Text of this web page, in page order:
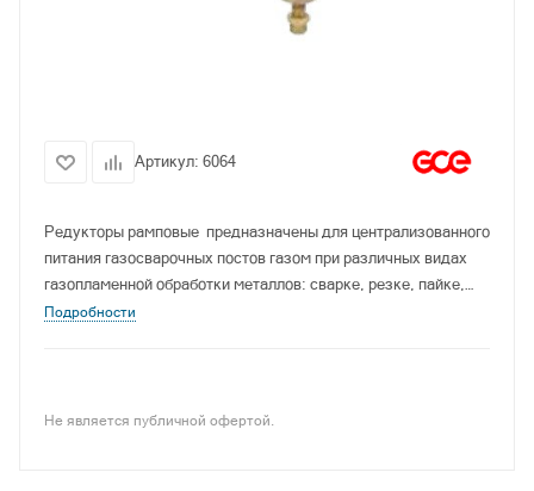
Артикул: 6064
Редукторы рамповые предназначены для централизованного
питания газосварочных постов газом при различных видах
газопламенной обработки металлов: сварке, резке, пайке,
газотермическом напылении покрытий.
Подробности
Не является публичной офертой.